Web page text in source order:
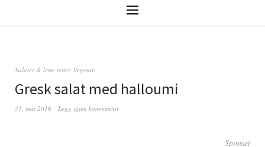
Salater & lette retter, Vegetar
Gresk salat med halloumi
31. mai 2016 Legg igjen kommentar
Sponset